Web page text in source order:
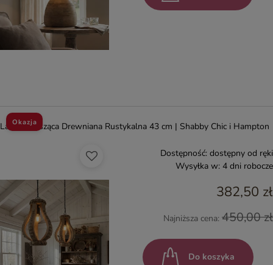
Lampa Wisząca Drewniana Rustykalna 43 cm | Shabby Chic i Hampton
Dostępność: dostępny od ręki
Wysyłka w: 4 dni robocze
382,50 zł
Najniższa cena: 450,00 zł
Do koszyka
Okazja